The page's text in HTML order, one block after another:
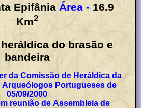
Epifânia Área - 16.9
Km2
do brasão e
bandeira
da Comissão de Heráldica da
Portugueses de
05/09/2000
reunião de Assembleia de